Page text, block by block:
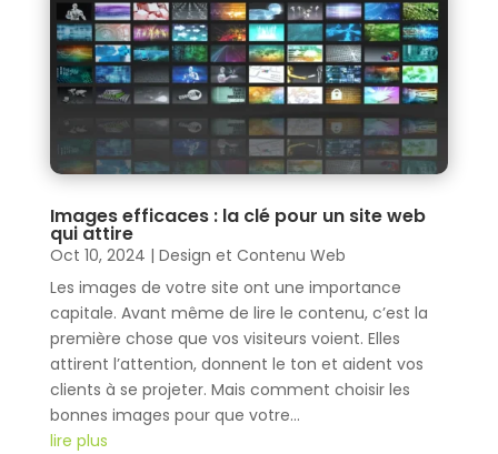
Images efficaces : la clé pour un site web
qui attire
Oct 10, 2024 | Design et Contenu Web
Les images de votre site ont une importance
capitale. Avant même de lire le contenu, c’est la
première chose que vos visiteurs voient. Elles
attirent l’attention, donnent le ton et aident vos
clients à se projeter. Mais comment choisir les
bonnes images pour que votre...
lire plus